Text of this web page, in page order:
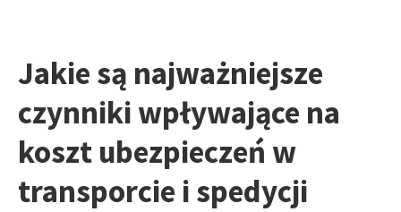
Jakie są najważniejsze
czynniki wpływające na
koszt ubezpieczeń w
transporcie i spedycji